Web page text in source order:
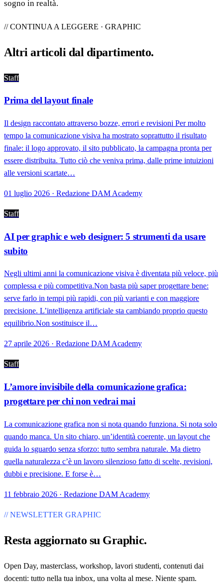
sogno in realtà.
// CONTINUA A LEGGERE · GRAPHIC
Altri articoli dal dipartimento.
Staff
Prima del layout finale
Il design raccontato attraverso bozze, errori e revisioni Per molto
tempo la comunicazione visiva ha mostrato soprattutto il risultato
finale: il logo approvato, il sito pubblicato, la campagna pronta per
essere distribuita. Tutto ciò che veniva prima, dalle prime intuizioni
alle versioni scartate…
01 luglio 2026 · Redazione DAM Academy
Staff
AI per graphic e web designer: 5 strumenti da usare
subito
Negli ultimi anni la comunicazione visiva è diventata più veloce, più
complessa e più competitiva.Non basta più saper progettare bene:
serve farlo in tempi più rapidi, con più varianti e con maggiore
precisione. L’intelligenza artificiale sta cambiando proprio questo
equilibrio.Non sostituisce il…
27 aprile 2026 · Redazione DAM Academy
Staff
L’amore invisibile della comunicazione grafica:
progettare per chi non vedrai mai
La comunicazione grafica non si nota quando funziona. Si nota solo
quando manca. Un sito chiaro, un’identità coerente, un layout che
guida lo sguardo senza sforzo: tutto sembra naturale. Ma dietro
quella naturalezza c’è un lavoro silenzioso fatto di scelte, revisioni,
dubbi e precisione. E forse è…
11 febbraio 2026 · Redazione DAM Academy
// NEWSLETTER GRAPHIC
Resta aggiornato su Graphic.
Open Day, masterclass, workshop, lavori studenti, contenuti dai
docenti: tutto nella tua inbox, una volta al mese. Niente spam.